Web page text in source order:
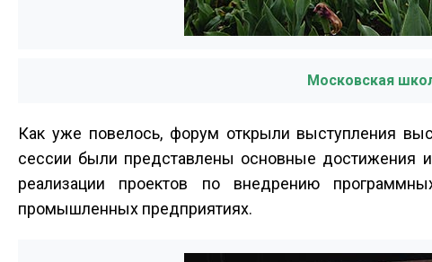
Московская
Как уже повелось, форум открыли выступления
сессии были представлены основные
реализации проектов по внедрению
промышленных предприятиях.